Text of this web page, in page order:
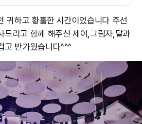
귀하고 황홀한 시간이었습니다 주선
드리고 함께 해주신 제이,그림자,달과
고 반가웠습니다^^^